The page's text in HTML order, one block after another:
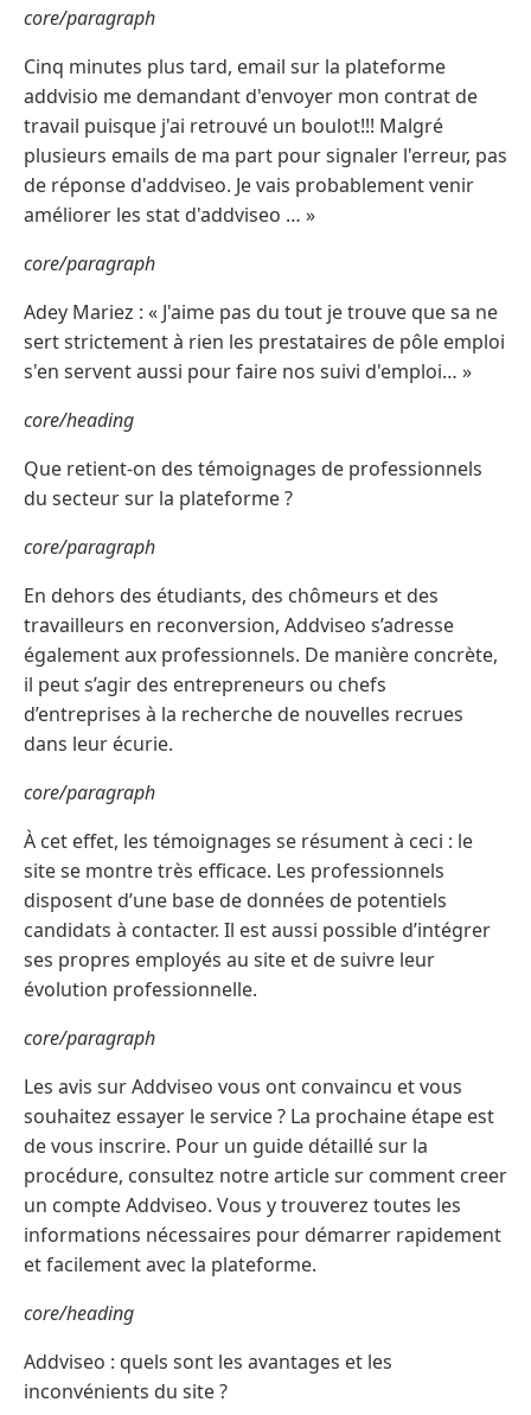
core/paragraph
Cinq minutes plus tard, email sur la plateforme
addvisio me demandant d'envoyer mon contrat de
travail puisque j'ai retrouvé un boulot!!! Malgré
plusieurs emails de ma part pour signaler l'erreur, pas
de réponse d'addviseo. Je vais probablement venir
améliorer les stat d'addviseo … »
core/paragraph
Adey Mariez : « J'aime pas du tout je trouve que sa ne
sert strictement à rien les prestataires de pôle emploi
s'en servent aussi pour faire nos suivi d'emploi… »
core/heading
Que retient-on des témoignages de professionnels
du secteur sur la plateforme ?
core/paragraph
En dehors des étudiants, des chômeurs et des
travailleurs en reconversion, Addviseo s’adresse
également aux professionnels. De manière concrète,
il peut s’agir des entrepreneurs ou chefs
d’entreprises à la recherche de nouvelles recrues
dans leur écurie.
core/paragraph
À cet effet, les témoignages se résument à ceci : le
site se montre très efficace. Les professionnels
disposent d’une base de données de potentiels
candidats à contacter. Il est aussi possible d’intégrer
ses propres employés au site et de suivre leur
évolution professionnelle.
core/paragraph
Les avis sur Addviseo vous ont convaincu et vous
souhaitez essayer le service ? La prochaine étape est
de vous inscrire. Pour un guide détaillé sur la
procédure, consultez notre article sur comment creer
un compte Addviseo. Vous y trouverez toutes les
informations nécessaires pour démarrer rapidement
et facilement avec la plateforme.
core/heading
Addviseo : quels sont les avantages et les
inconvénients du site ?